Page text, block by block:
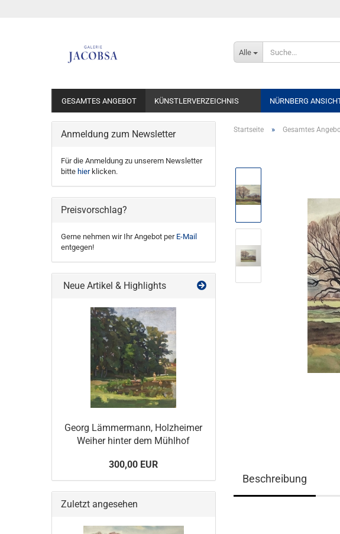
Alle
GESAMTES ANGEBOT KÜNSTLERVERZEICHNIS NÜRNBERG
Startseite » Gesamtes
Beschreibung
Anmeldung zum Newsletter
Für die Anmeldung zu unserem Newsletter
bitte hierklicken.
Preisvorschlag?
Gerne nehmen wir Ihr Angebot per E-Mail
entgegen!
Neue Artikel & Highlights
Georg Lämmermann, Holzheimer
Weiher hinter dem Mühlhof
300,00 EUR
Zuletzt angesehen